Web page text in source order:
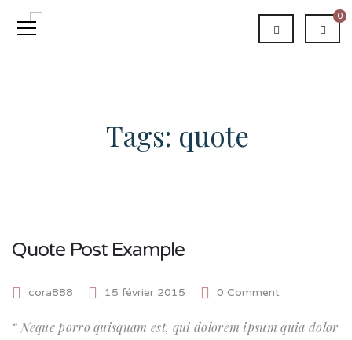
0
Tags: quote
Quote Post Example
cora888 15 février 2015 0 Comment
Neque porro quisquam est, qui dolorem ipsum quia dolor